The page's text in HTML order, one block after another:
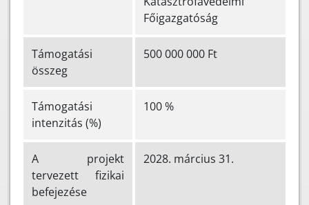
Főigazgatóság
Támogatási
összeg
500 000 000 Ft
Támogatási
intenzitás (%)
100 %
A projekt
tervezett fizikai
befejezése
2028. március 31.